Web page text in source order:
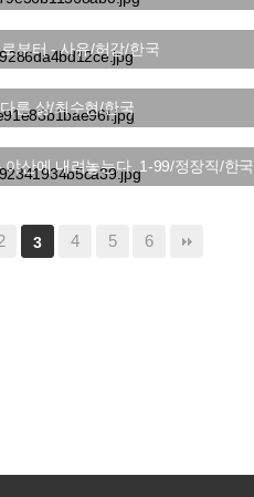
부터 - 사유/허강/한국
른 삶/최수현/한국
산에 내려놓는다. 1-99/정장직/한국
3 4 5 6